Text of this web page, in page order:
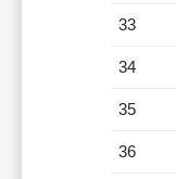
33
34
35
36